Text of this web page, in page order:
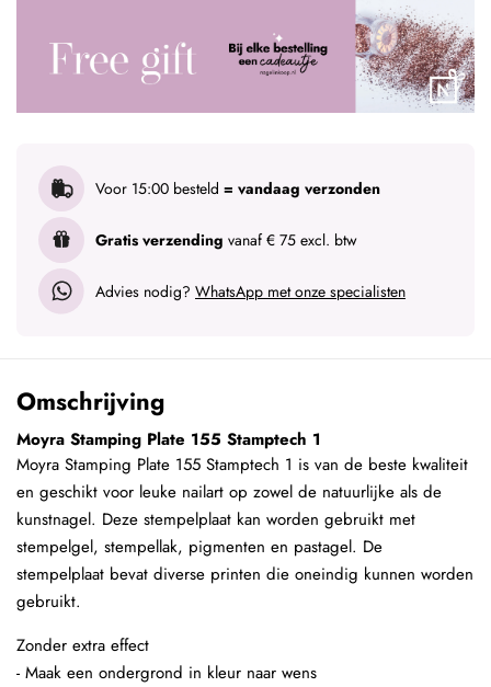
Voor 15:00 besteld = vandaag verzonden
Gratis verzending vanaf € 75 excl. btw
Advies nodig? WhatsApp met onze specialisten
Omschrijving
Moyra Stamping Plate 155 Stamptech 1
Moyra Stamping Plate 155 Stamptech 1 is van de beste kwaliteit
en geschikt voor leuke nailart op zowel de natuurlijke als de
kunstnagel. Deze stempelplaat kan worden gebruikt met
stempelgel, stempellak, pigmenten en pastagel. De
stempelplaat bevat diverse printen die oneindig kunnen worden
gebruikt.
Zonder extra effect
- Maak een ondergrond in kleur naar wens